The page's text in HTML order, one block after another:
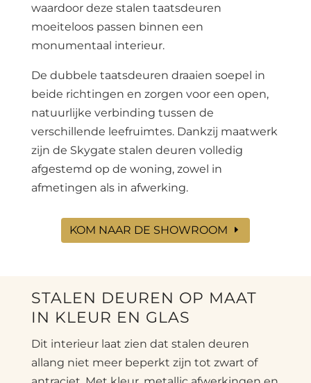
waardoor deze stalen taatsdeuren
moeiteloos passen binnen een
monumentaal interieur.
De dubbele taatsdeuren draaien soepel in
beide richtingen en zorgen voor een open,
natuurlijke verbinding tussen de
verschillende leefruimtes. Dankzij maatwerk
zijn de Skygate stalen deuren volledig
afgestemd op de woning, zowel in
afmetingen als in afwerking.
KOM NAAR DE SHOWROOM
STALEN DEUREN OP MAAT
IN KLEUR EN GLAS
Dit interieur laat zien dat stalen deuren
allang niet meer beperkt zijn tot zwart of